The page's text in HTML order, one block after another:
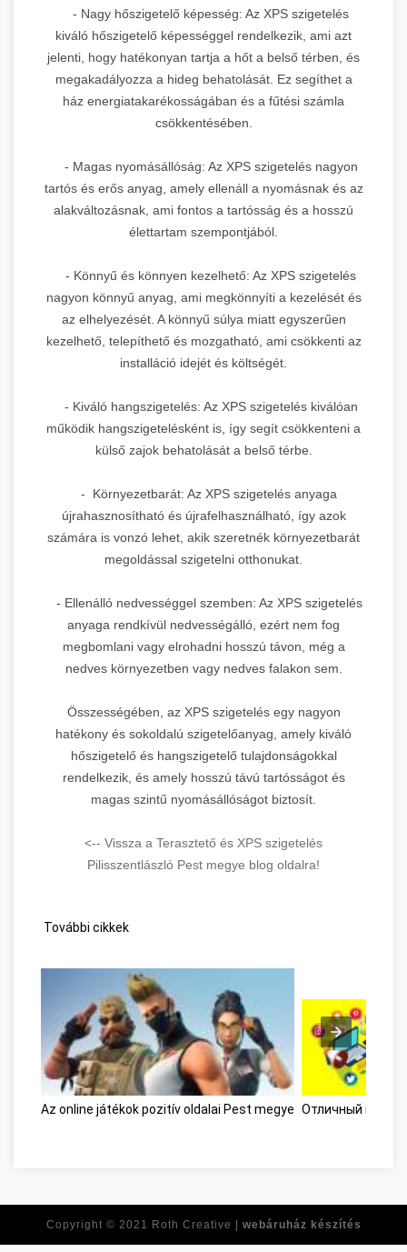
- Nagy hőszigetelő képesség: Az XPS szigetelés
kiváló hőszigetelő képességgel rendelkezik, ami azt
jelenti, hogy hatékonyan tartja a hőt a belső térben, és
megakadályozza a hideg behatolását. Ez segíthet a
ház energiatakarékosságában és a fűtési számla
csökkentésében.
- Magas nyomásállóság: Az XPS szigetelés nagyon
tartós és erős anyag, amely ellenáll a nyomásnak és az
alakváltozásnak, ami fontos a tartósság és a hosszú
élettartam szempontjából.
- Könnyű és könnyen kezelhető: Az XPS szigetelés
nagyon könnyű anyag, ami megkönnyíti a kezelését és
az elhelyezését. A könnyű súlya miatt egyszerűen
kezelhető, telepíthető és mozgatható, ami csökkenti az
installáció idejét és költségét.
- Kiváló hangszigetelés: Az XPS szigetelés kiválóan
működik hangszigetelésként is, így segít csökkenteni a
külső zajok behatolását a belső térbe.
- Környezetbarát: Az XPS szigetelés anyaga
újrahasznosítható és újrafelhasználható, így azok
számára is vonzó lehet, akik szeretnék környezetbarát
megoldással szigetelni otthonukat.
- Ellenálló nedvességgel szemben: Az XPS szigetelés
anyaga rendkívül nedvességálló, ezért nem fog
megbomlani vagy elrohadni hosszú távon, még a
nedves környezetben vagy nedves falakon sem.
Összességében, az XPS szigetelés egy nagyon
hatékony és sokoldalú szigetelőanyag, amely kiváló
hőszigetelő és hangszigetelő tulajdonságokkal
rendelkezik, és amely hosszú távú tartósságot és
magas szintű nyomásállóságot biztosít.
<-- Vissza a Terasztető és XPS szigetelés
Pilisszentlászló Pest megye blog oldalra!
További cikkek
Az online játékok pozitív oldalai Pest megye Отличный веб-
Copyright © 2021 Roth Creative | webáruház készítés